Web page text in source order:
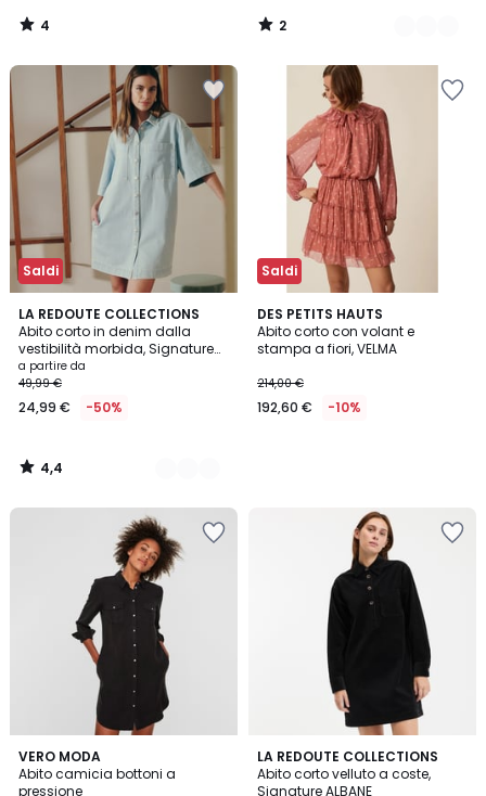
4
/
2
/
Saldi
LA REDOUTE COLLECTIONS
Abito corto in denim dalla
vestibilità morbida, Signature
SARA
a partire da
49,99 €
24,99 € -50%
4,4
/ 5
3
Colori
4,4
/
Saldi
DES PETITS HAUTS
Abito corto con volant e
stampa a fiori, VELMA
214,00 €
192,60 € -10%
VERO MODA
Abito camicia bottoni a
pressione
3,9
/ 5
LA REDOUTE COLLECTIONS
Abito corto velluto a coste,
Signature ALBANE
4,3
/ 5